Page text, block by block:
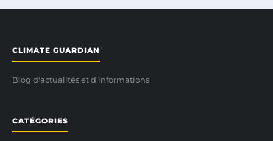
CLIMATE GUARDIAN
Blog d'actualités et d'informations
CATÉGORIES